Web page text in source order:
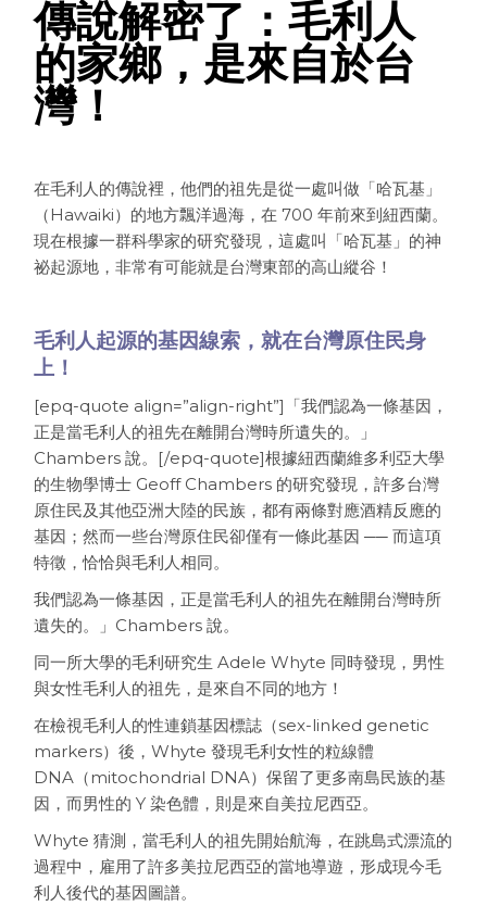
傳說解密了：毛利人
的家鄉，是來自於台
灣！
在毛利人的傳說裡，他們的祖先是從一處叫做「哈瓦基」
（Hawaiki）的地方飄洋過海，在 700 年前來到紐西蘭。
現在根據一群科學家的研究發現，這處叫「哈瓦基」的神
祕起源地，非常有可能就是台灣東部的高山縱谷！
毛利人起源的基因線索，就在台灣原住民身
上！
[epq-quote align=”align-right”]「我們認為一條基因，
正是當毛利人的祖先在離開台灣時所遺失的。」
Chambers 說。[/epq-quote]根據紐西蘭維多利亞大學
的生物學博士 Geoff Chambers 的研究發現，許多台灣
原住民及其他亞洲大陸的民族，都有兩條對應酒精反應的
基因；然而一些台灣原住民卻僅有一條此基因 ── 而這項
特徵，恰恰與毛利人相同。
我們認為一條基因，正是當毛利人的祖先在離開台灣時所
遺失的。」Chambers 說。
同一所大學的毛利研究生 Adele Whyte 同時發現，男性
與女性毛利人的祖先，是來自不同的地方！
在檢視毛利人的性連鎖基因標誌（sex-linked genetic
markers）後，Whyte 發現毛利女性的粒線體
DNA（mitochondrial DNA）保留了更多南島民族的基
因，而男性的 Y 染色體，則是來自美拉尼西亞。
Whyte 猜測，當毛利人的祖先開始航海，在跳島式漂流的
過程中，雇用了許多美拉尼西亞的當地導遊，形成現今毛
利人後代的基因圖譜。